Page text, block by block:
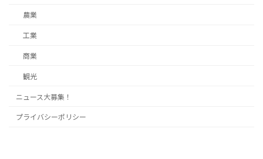
農業
工業
商業
観光
ニュース大募集！
プライバシーポリシー